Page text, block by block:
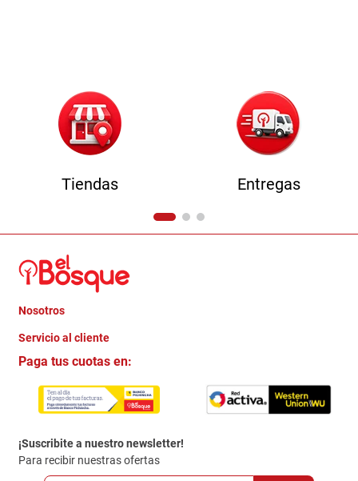
Tiendas Entregas
Nosotros
Quienes somos
Trabaja con Nosotros
Contacto
Servicio al cliente
Crédito Directo
Garantia
Politica de Privacidad
Políticas y condiciones GiftCard
Paga tus cuotas en:
¡Suscribite a nuestro newsletter!
Para recibir nuestras ofertas